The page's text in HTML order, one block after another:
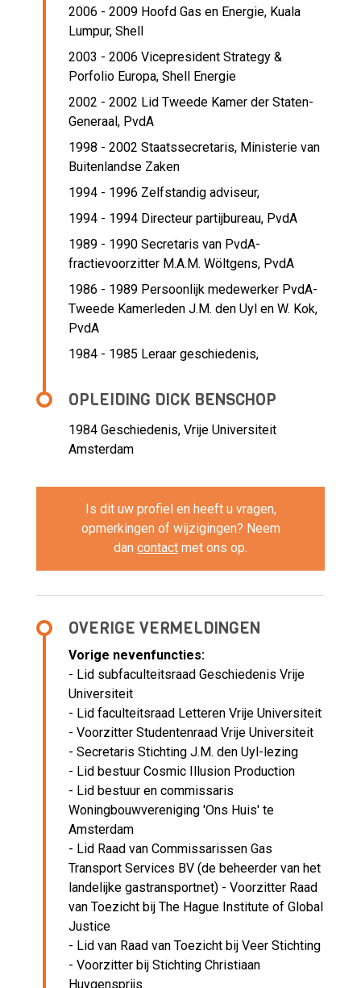
2006 - 2009 Hoofd Gas en Energie, Kuala
Lumpur, Shell
2003 - 2006 Vicepresident Strategy &
Porfolio Europa, Shell Energie
2002 - 2002 Lid Tweede Kamer der Staten-
Generaal, PvdA
1998 - 2002 Staatssecretaris, Ministerie van
Buitenlandse Zaken
1994 - 1996 Zelfstandig adviseur,
1994 - 1994 Directeur partijbureau, PvdA
1989 - 1990 Secretaris van PvdA-
fractievoorzitter M.A.M. Wöltgens, PvdA
1986 - 1989 Persoonlijk medewerker PvdA-
Tweede Kamerleden J.M. den Uyl en W. Kok,
PvdA
1984 - 1985 Leraar geschiedenis,
OPLEIDING DICK BENSCHOP
1984 Geschiedenis, Vrije Universiteit
Amsterdam
Is dit uw profiel en heeft u vragen,
opmerkingen of wijzigingen? Neem
dan contact met ons op.
OVERIGE VERMELDINGEN
Vorige nevenfuncties:
- Lid subfaculteitsraad Geschiedenis Vrije
Universiteit
- Lid faculteitsraad Letteren Vrije Universiteit
- Voorzitter Studentenraad Vrije Universiteit
- Secretaris Stichting J.M. den Uyl-lezing
- Lid bestuur Cosmic Illusion Production
- Lid bestuur en commissaris
Woningbouwvereniging 'Ons Huis' te
Amsterdam
- Lid Raad van Commissarissen Gas
Transport Services BV (de beheerder van het
landelijke gastransportnet) - Voorzitter Raad
van Toezicht bij The Hague Institute of Global
Justice
- Lid van Raad van Toezicht bij Veer Stichting
- Voorzitter bij Stichting Christiaan
Huygensprijs